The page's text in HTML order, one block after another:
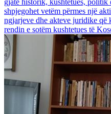
gjatë historik, kushtetues,
shpjegohet vetëm përmes një
ngjarjeve dhe akteve juridike që
rendin e sotëm kushtetues të